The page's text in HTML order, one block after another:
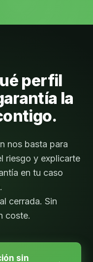
perfil
la
nos basta para
riesgo y explicarte
en tu caso
cerrada. Sin
coste.
sin